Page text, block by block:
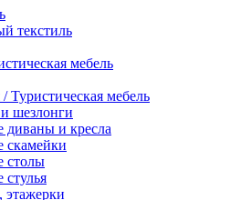
текстиль
мебель
Туристическая мебель
шезлонги
диваны и кресла
скамейки
столы